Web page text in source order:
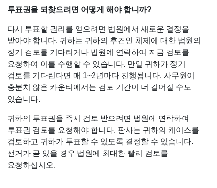
투표권을 되찾으려면 어떻게 해야 합니까?
다시 투표할 권리를 얻으려면 법원에서 새로운 결정을
받아야 합니다. 귀하는 귀하의 후견인 체제에 대한 법원의
정기 검토를 기다리거나 법원에 연락하여 지금 검토를
요청하여 이를 수행할 수 있습니다. 만일 귀하가 정기
검토를 기다린다면 매 1~2년마다 진행됩니다. 사무원이
충분치 않은 카운티에서는 검토 기간이 더 길어질 수도
있습니다.
귀하의 투표권을 즉시 검토 받으려면 법원에 연락하여
투표권 검토를 요청해야 합니다. 판사는 귀하의 케이스를
검토하고 귀하가 투표할 수 있도록 결정할 수 있습니다.
선거가 곧 있을 경우 법원에 최대한 빨리 검토를
요청하십시오.